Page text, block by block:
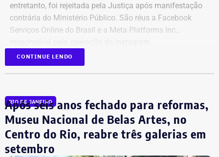
entretanto, foi rejeitada pela Justiça após manifestação
contrária do Ministério Público. São réus a Facebook
Serviços Online do Brasil e a Meta Platforms Inc.,
Os administradores dos perfis não foram incluídos no
tem como alvo informações relacionadas a nove contas.
São elas: @buziosinformacoes;
@politicanewsregiaodoslagos; @buziosnoticias;
@fofoca_na_calcada; @gladysnunesbuzios;
@acorda_buziosrj; @buziosnuecru; @mayfelixrj;
CONTINUE LENDO
RIO DE JANEIRO
Após seis anos fechado para reformas,
Museu Nacional de Belas Artes, no
Centro do Rio, reabre três galerias em
setembro